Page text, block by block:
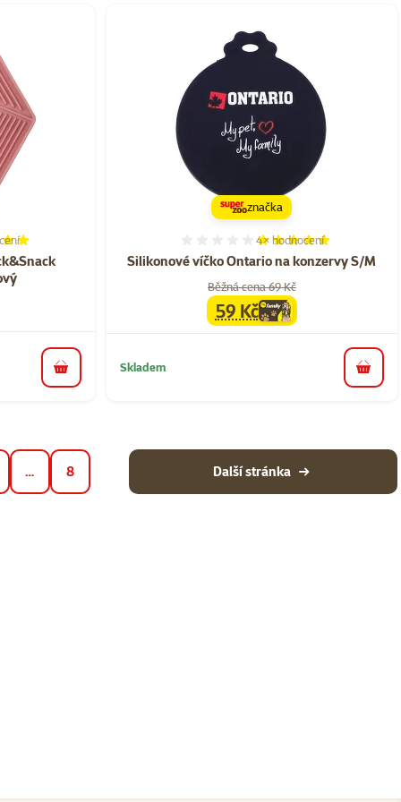
100%, počet hodnocení: 1
do košíku
Silikonové víčko Ontario na konzervy S/M
Hodnocení 100%, počet
4× hodnocení
Běžná cena 69 Kč
familycena
59 Kč
značka
Skladem do
… 8 Další stránka